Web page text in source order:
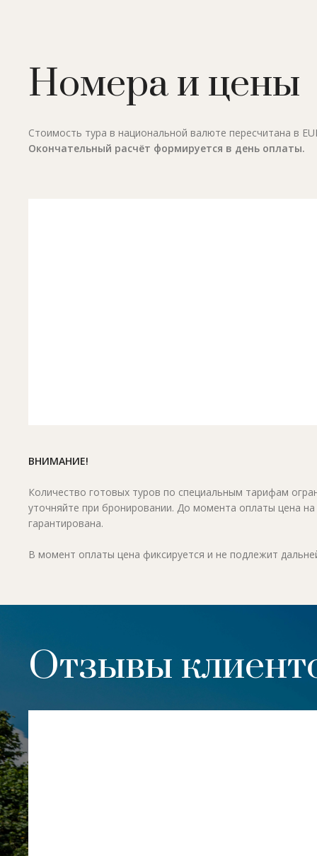
Номера и цены
Стоимость тура в национальной валюте пересчитана в
Окончательный расчёт формируется в день оплаты.
ВНИМАНИЕ!
Количество готовых туров по специальным тарифам
уточняйте при бронировании. До момента оплаты цена
гарантирована.
В момент оплаты цена фиксируется и не подлежит
Отзывы